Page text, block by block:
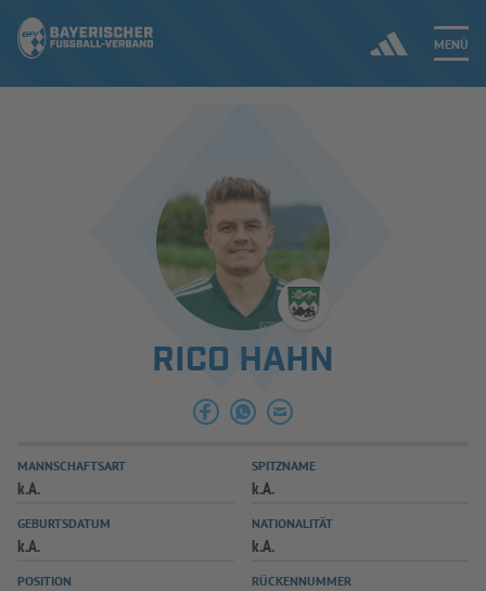
MENÜ
ERGEBNISSE & WETTBEWERBE
SPIELBETRIEB & VERBANDSLEBEN
AUSBILDUNG & FÖRDERUNG
SPIELPLUS
RICO HAHN
MANNSCHAFTSART
k.A.
SPITZNAME
k.A.
GEBURTSDATUM
k.A.
NATIONALITÄT
k.A.
POSITION RÜCKENNUMMER